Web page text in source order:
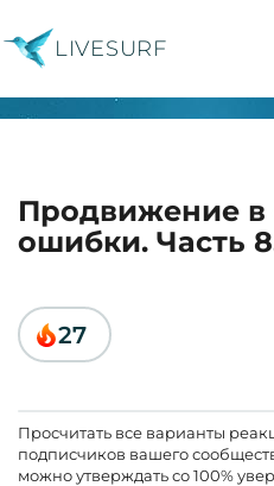
LIVESURF
Продвижение в
ошибки. Часть
27
Просчитать все варианты
подписчиков вашего
можно утверждать со 100%